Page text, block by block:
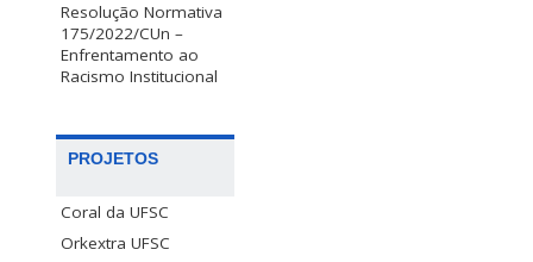
Resolução Normativa
175/2022/CUn –
Enfrentamento ao
Racismo Institucional
PROJETOS
Coral da UFSC
Orkextra UFSC